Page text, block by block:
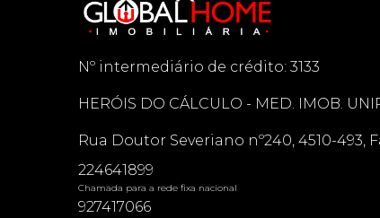
Nº intermediário de crédito: 3133
HERÓIS DO CÁLCULO - MED. IMOB.
Rua Doutor Severiano nº240, 4510-493,
224641899
Chamada para a rede fixa nacional
927417066